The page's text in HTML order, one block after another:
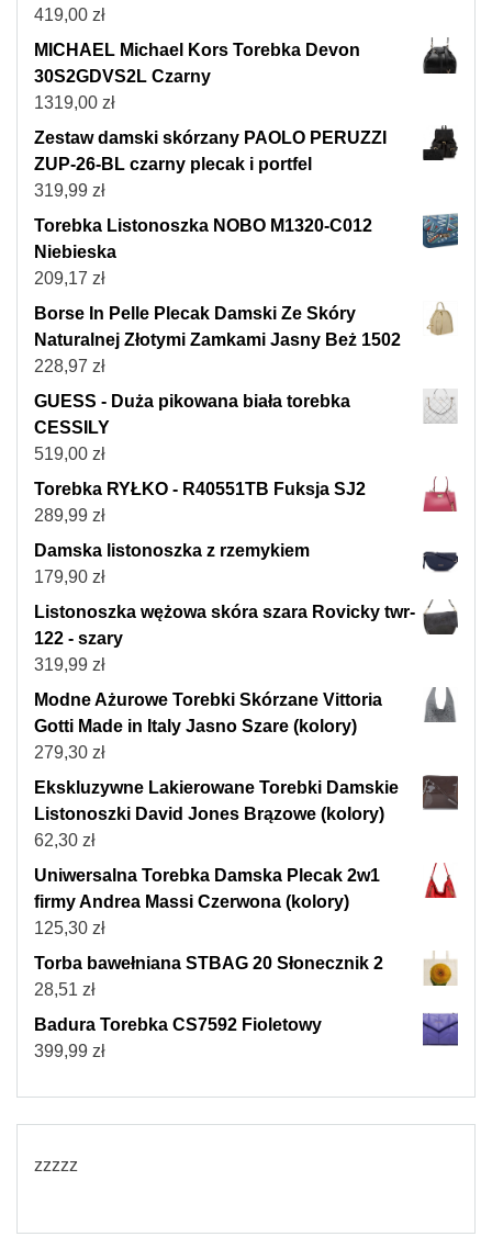
419,00 zł
MICHAEL Michael Kors Torebka Devon
30S2GDVS2L Czarny
1319,00 zł
Zestaw damski skórzany PAOLO PERUZZI
ZUP-26-BL czarny plecak i portfel
319,99 zł
Torebka Listonoszka NOBO M1320-C012
Niebieska
209,17 zł
Borse In Pelle Plecak Damski Ze Skóry
Naturalnej Złotymi Zamkami Jasny Beż 1502
228,97 zł
GUESS - Duża pikowana biała torebka
CESSILY
519,00 zł
Torebka RYŁKO - R40551TB Fuksja SJ2
289,99 zł
Damska listonoszka z rzemykiem
179,90 zł
Listonoszka wężowa skóra szara Rovicky twr-
122 - szary
319,99 zł
Modne Ażurowe Torebki Skórzane Vittoria
Gotti Made in Italy Jasno Szare (kolory)
279,30 zł
Ekskluzywne Lakierowane Torebki Damskie
Listonoszki David Jones Brązowe (kolory)
62,30 zł
Uniwersalna Torebka Damska Plecak 2w1
firmy Andrea Massi Czerwona (kolory)
125,30 zł
Torba bawełniana STBAG 20 Słonecznik 2
28,51 zł
Badura Torebka CS7592 Fioletowy
399,99 zł
zzzzz